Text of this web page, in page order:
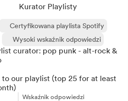
Kurator Playlisty
Certyfikowana playlista Spotify
Wysoki wskaźnik odpowiedzi
curator: pop punk - alt-rock &
to our playlist (top 25 for at least
Wskaźnik odpowiedzi